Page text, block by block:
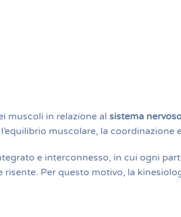
muscoli in relazione al sistema
muscolare, la coordinazione
e interconnesso, in cui ogni
risente. Per questo motivo, la